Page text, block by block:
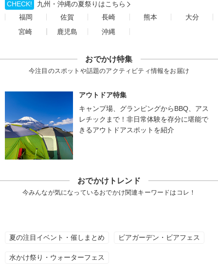
CHECK!
九州・沖縄の夏祭りはこちら
福岡
佐賀 長崎 熊本
大分
宮崎
鹿児島 沖縄
おでかけ特集
今注目のスポットや話題のアクティビティ情報をお届け
アウトドア特集
キャンプ場、グランピングからBBQ、アス
レチックまで！非日常体験を存分に堪能で
きるアウトドアスポットを紹介
おでかけトレンド
今みんなが気になっているおでかけ関連キーワードはコレ！
夏の注目イベント・催しまとめ ビアガーデン・ビアフェス
水かけ祭り・ウォーターフェス